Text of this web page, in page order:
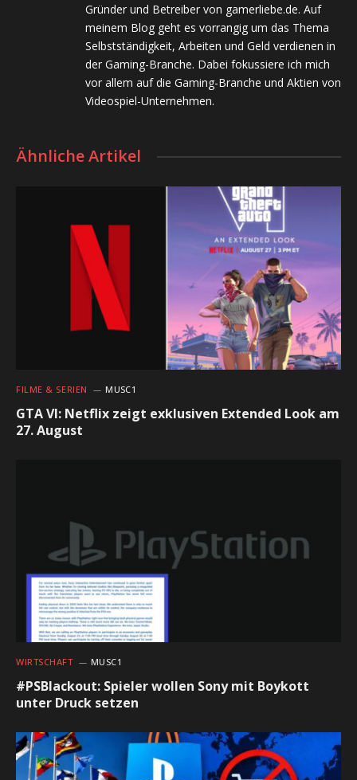
Gründer und Betreiber von gamerliebe.de. Auf
meinem Blog geht es vorrangig um das Thema
Selbstständigkeit, Arbeiten und Geld verdienen in
der Gaming-Branche. Dabei fokussiere ich mich
vor allem auf die Gaming-Branche und Aktien von
Videospiel-Unternehmen.
Ähnliche Artikel
FILME & SERIEN MUSC1
GTA VI: Netflix zeigt exklusiven Extended Look am
27. August
WIRTSCHAFT MUSC1
#PSBlackout: Spieler wollen Sony mit Boykott
unter Druck setzen